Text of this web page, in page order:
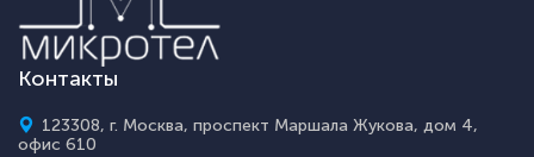
Контакты
123308, г. Москва, проспект Маршала Жукова, дом 4,
офис 610